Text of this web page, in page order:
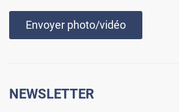
Envoyer photo/vidéo
NEWSLETTER